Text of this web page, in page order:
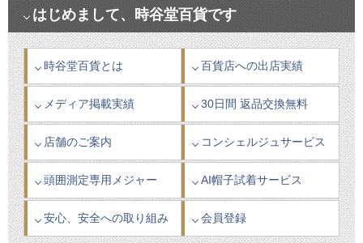
はじめまして、時谷堂百貨です
時谷堂百貨とは 百貨店への出店実績
メディア掲載実績 30日間 返品交換無料
店舗のご案内 コンシェルジュサービス
頭囲測定専用メジャー AI帽子試着サービス
安心、安全への取り組み 会員登録